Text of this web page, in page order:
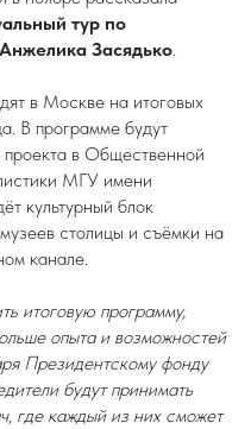
тур по
Засядько.
в Москве на итоговых
В программе будут
в Общественной
МГУ имени
культурный блок
столицы и съёмки на
канале.
итоговую программу,
опыта и возможностей
Президентскому фонду
будут принимать
где каждый из них сможет